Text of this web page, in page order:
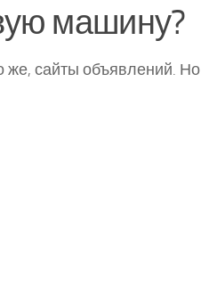
машину?
же, сайты объявлений. Но